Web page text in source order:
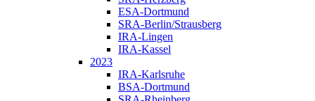
ESA-Dortmund
SRA-Berlin/Strausberg
IRA-Lingen
IRA-Kassel
2023
IRA-Karlsruhe
BSA-Dortmund